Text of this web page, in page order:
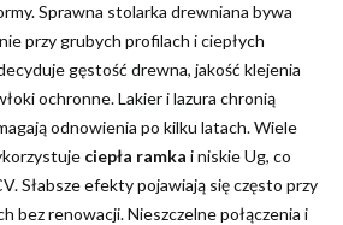
Sprawna stolarka drewniana bywa
przy grubych profilach i ciepłych
gęstość drewna, jakość klejenia
ochronne. Lakier i lazura chronią
odnowienia po kilku latach. Wiele
ciepła ramka i niskie Ug, co
Słabsze efekty pojawiają się często przy
bez renowacji. Nieszczelne połączenia i